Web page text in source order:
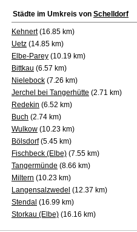
Städte im Umkreis von Schelldorf
Kehnert(16.85 km)
Uetz (14.85 km)
Elbe-Parey (10.19 km)
Bittkau (6.57 km)
Nielebock (7.26 km)
Jerchel bei Tangerhütte (2.71 km)
Redekin (6.52 km)
Buch (2.74 km)
Wulkow (10.23 km)
Bölsdorf(5.45 km)
Fischbeck (Elbe) (7.55 km)
Tangermünde (8.66 km)
Miltern (10.23 km)
Langensalzwedel (12.37 km)
Stendal (16.99 km)
Storkau (Elbe) (16.16 km)